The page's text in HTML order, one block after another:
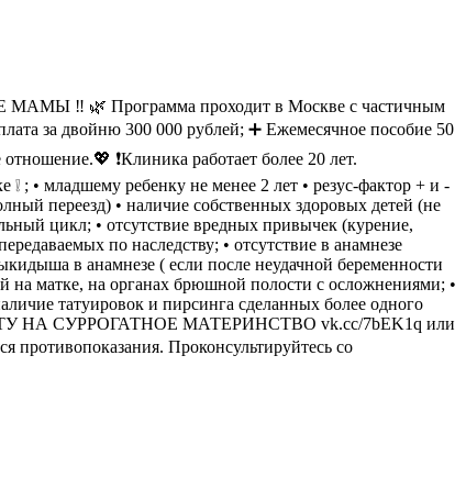
‼ 🌿 Программа проходит в Москве с частичным
за двойню 300 000 рублей; ➕ Ежемесячное пособие 50
❗Клиника работает более 20 лет.
; • младшему ребенку не менее 2 лет • резус-фактор + и -
переезд) • наличие собственных здоровых детей (не
цикл; • отсутствие вредных привычек (курение,
по наследству; • отсутствие в анамнезе
в анамнезе ( если после неудачной беременности
на матке, на органах брюшной полости с осложнениями; •
татуировок и пирсинга сделанных более одного
АНКЕТУ НА СУРРОГАТНОЕ МАТЕРИНСТВО vk.cc/7bEK1q или
Проконсультируйтесь со